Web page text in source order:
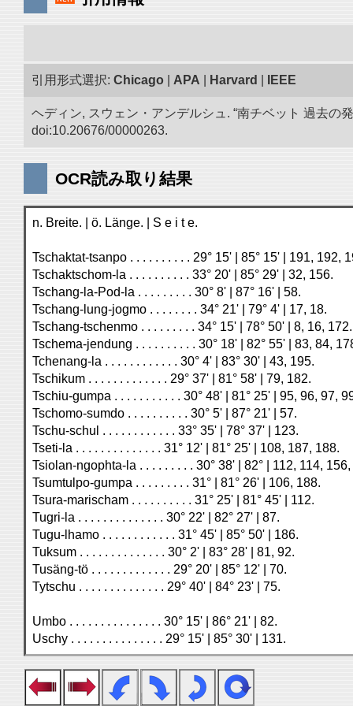
引用形式選択: Chicago APA Harvard IEEE
ヘディン, スウェン・アンデルシュ. “南チベット 過去の
doi:10.20676/00000263.
OCR読み取り結果
n. Breite. | ö. Länge. | S e i t e.
Tschaktat-tsanpo . . . . . . . . . . 29° 15' | 85° 15' | 191, 192,
Tschaktschom-la . . . . . . . . . . 33° 20' | 85° 29' | 32, 156.
Tschang-la-Pod-la . . . . . . . . . 30° 8' | 87° 16' | 58.
Tschang-lung-jogmo . . . . . . . . 34° 21' | 79° 4' | 17, 18.
Tschang-tschenmo . . . . . . . . . 34° 15' | 78° 50' | 8, 16, 172.
Tschema-jendung . . . . . . . . . . 30° 18' | 82° 55' | 83, 84,
Tchenang-la . . . . . . . . . . . . 30° 4' | 83° 30' | 43, 195.
Tschikum . . . . . . . . . . . . . 29° 37' | 81° 58' | 79, 182.
Tschiu-gumpa . . . . . . . . . . . 30° 48' | 81° 25' | 95, 96, 97,
Tschomo-sumdo . . . . . . . . . . 30° 5' | 87° 21' | 57.
Tschu-schul . . . . . . . . . . . . 33° 35' | 78° 37' | 123.
Tseti-la . . . . . . . . . . . . . . 31° 12' | 81° 25' | 108, 187, 188.
Tsiolan-ngophta-la . . . . . . . . . 30° 38' | 82° | 112, 114,
Tsumtulpo-gumpa . . . . . . . . . 31° | 81° 26' | 106, 188.
Tsura-marischam . . . . . . . . . . 31° 25' | 81° 45' | 112.
Tugri-la . . . . . . . . . . . . . . 30° 22' | 82° 27' | 87.
Tugu-lhamo . . . . . . . . . . . . 31° 45' | 85° 50' | 186.
Tuksum . . . . . . . . . . . . . . 30° 2' | 83° 28' | 81, 92.
Tusäng-tö . . . . . . . . . . . . . 29° 20' | 85° 12' | 70.
Tytschu . . . . . . . . . . . . . . 29° 40' | 84° 23' | 75.
Umbo . . . . . . . . . . . . . . . 30° 15' | 86° 21' | 82.
Uschy . . . . . . . . . . . . . . . 29° 15' | 85° 30' | 131.